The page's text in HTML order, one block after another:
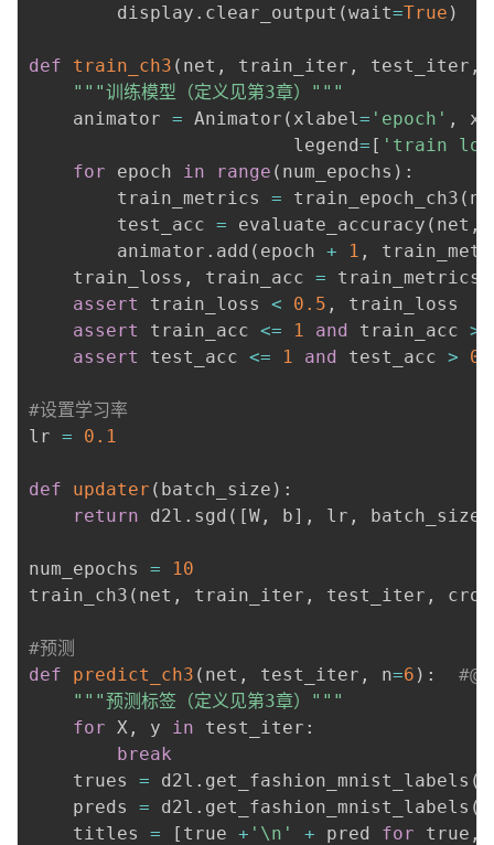
        display
. clear_output (wait=True )
def train_ch3 ( net , train_iter , test_iter ,
"""训练模型（定义见第3章）"""
    animator
= Animator ( xlabel = 'epoch' ,
                        legend
= [ 'train
for epoch in range ( num_epochs ) :
        train_metrics
= train_epoch_ch3 (
        test_acc
= evaluate_accuracy ( net ,
        animator
. add ( epoch + 1 ,
    train_loss
, train_acc = train_metrics
assert
train_loss < 0.5 ,
train_loss
assert
train_acc <= 1 and train_acc >
assert
test_acc <= 1 and test_acc >
#设置学习率
lr = 0.1
def updater ( batch_size ) :
return d2l . sgd ( [W , b] , lr , batch_size
num_epochs =
10
train_ch3 ( net , train_iter , test_iter ,
#预测
def
predict_ch3 ( net , test_iter , n=6 ) :
"""预测标签（定义见第3章）"""
for X , y in test_iter :
break
    trues
= d2l . get_fashion_mnist_labels (
    preds
= d2l . get_fashion_mnist_labels (
    titles
= [ true + '\n' + pred for true ,